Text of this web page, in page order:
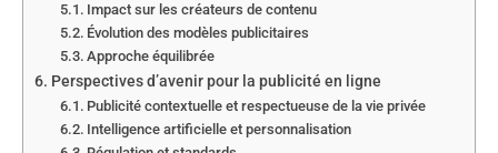
Impact sur les créateurs de contenu
Évolution des modèles publicitaires
Approche équilibrée
Perspectives d’avenir pour la publicité en ligne
Publicité contextuelle et respectueuse de la vie privée
Intelligence artificielle et personnalisation